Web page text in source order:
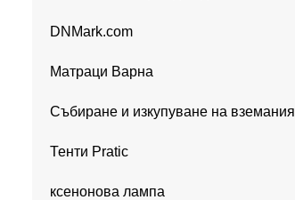
DNMark.com
Матраци Варна
Събиране и изкупуване на вземания
Тенти Pratic
ксенонова лампа